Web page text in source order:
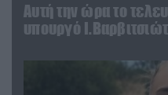
Αυτή την ώρα το
υπουργό